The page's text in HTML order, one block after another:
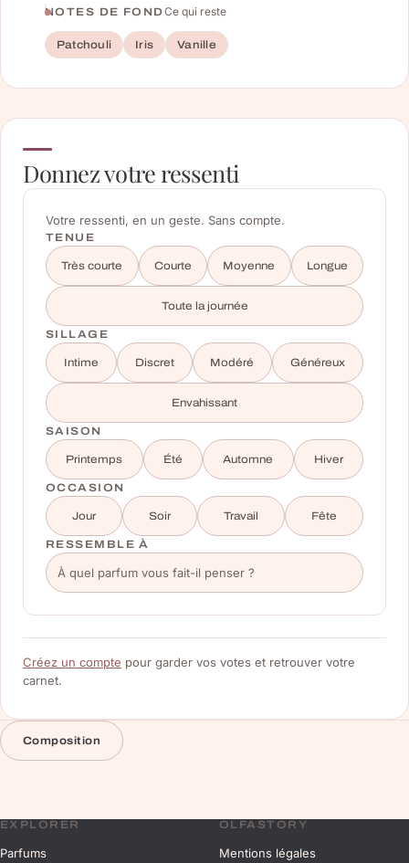
NOTES DE FONDCe qui reste
Patchouli Iris Vanille
Donnez votre ressenti
Votre ressenti, en un geste. Sans compte.
TENUE
Très courte Courte Moyenne Longue
Toute la journée
SILLAGE
Intime Discret Modéré Généreux
Envahissant
SAISON
Printemps Été Automne Hiver
OCCASION
Jour Soir Travail Fête
RESSEMBLE À
Créez un compte pour garder vos votes et retrouver votre
carnet.
Composition
EXPLORER
Parfums
OLFASTORY
Mentions légales